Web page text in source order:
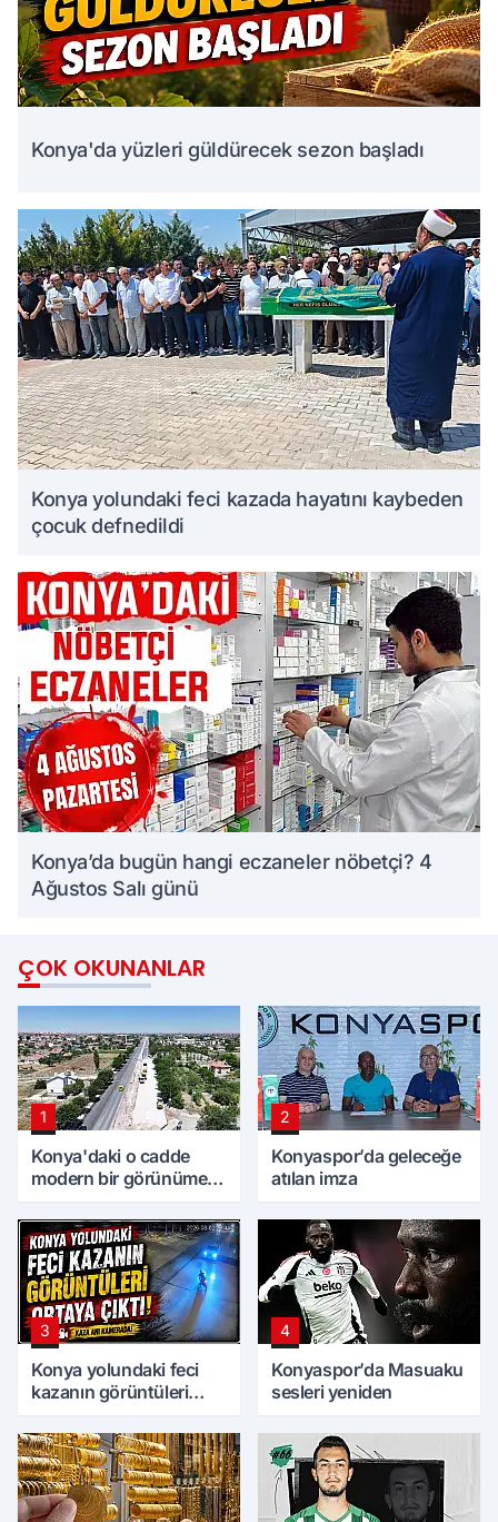
Konya'da yüzleri güldürecek sezon başladı
Konya yolundaki feci kazada hayatını kaybeden
çocuk defnedildi
Konya’da bugün hangi eczaneler nöbetçi? 4
Ağustos Salı günü
ÇOK OKUNANLAR
1
Konya'daki o cadde
modern bir görünüme
2
Konyaspor’da geleceğe
atılan imza
3
Konya yolundaki feci
kazanın görüntüleri
4
Konyaspor’da Masuaku
sesleri yeniden